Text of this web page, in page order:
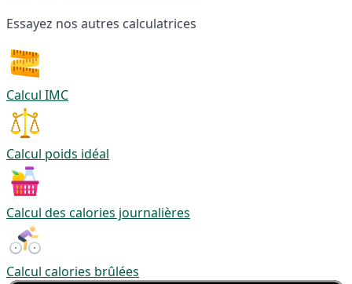
Essayez nos autres calculatrices
Calcul IMC
Calcul poids idéal
Calcul des calories journalières
Calcul calories brûlées